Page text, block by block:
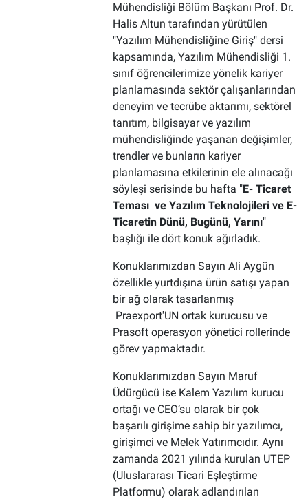
Mühendisliği Bölüm Başkanı Prof. Dr.
Halis Altun tarafından yürütülen
"Yazılım Mühendisliğine Giriş" dersi
kapsamında, Yazılım Mühendisliği 1.
sınıf öğrencilerimize yönelik kariyer
planlamasında sektör çalışanlarından
deneyim ve tecrübe aktarımı, sektörel
tanıtım, bilgisayar ve yazılım
mühendisliğinde yaşanan değişimler,
trendler ve bunların kariyer
planlamasına etkilerinin ele alınacağı
söyleşi serisinde bu hafta "E- Ticaret
Teması ve Yazılım Teknolojileri ve E-
Ticaretin Dünü, Bugünü, Yarını"
başlığı ile dört konuk ağırladık.
Konuklarımızdan Sayın Ali Aygün
özellikle yurtdışına ürün satışı yapan
bir ağ olarak tasarlanmış
Praexport'UN ortak kurucusu ve
Prasoft operasyon yönetici rollerinde
görev yapmaktadır.
Konuklarımızdan Sayın Maruf
Üdürgücü ise Kalem Yazılım kurucu
ortağı ve CEO’su olarak bir çok
başarılı girişime sahip bir yazılımcı,
girişimci ve Melek Yatırımcıdır. Aynı
zamanda 2021 yılında kurulan UTEP
(Uluslararası Ticari Eşleştirme
Platformu) olarak adlandırılan